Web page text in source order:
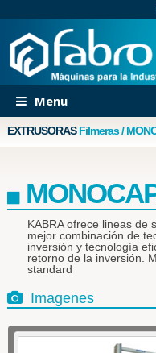
Menu
EXTRUSORASFilmeras /
KABRA ofrece lineas de
mejor combinación de
inversión y tecnología
retorno de la inversión.
standard
Imagenes